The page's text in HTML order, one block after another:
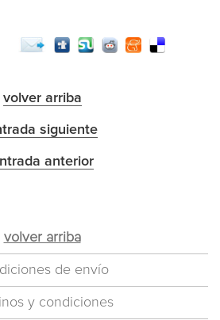
volver arriba
siguiente
anterior
volver arriba
de envío
y condiciones